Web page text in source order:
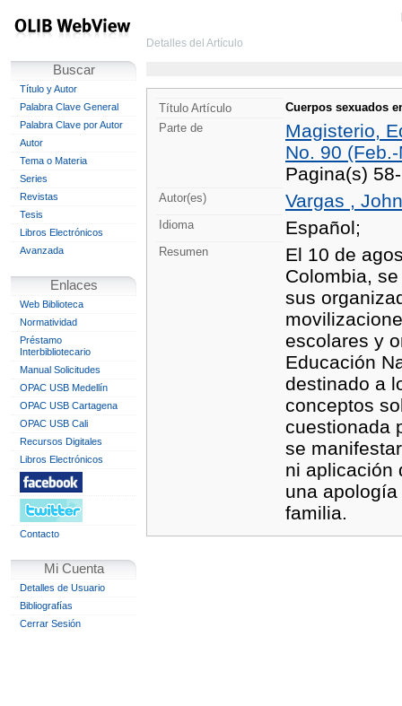
Buscar
Título y Autor
Palabra Clave General
Palabra Clave por Autor
Autor
Tema o Materia
Series
Revistas
Tesis
Libros Electrónicos
Avanzada
Enlaces
Web Biblioteca
Normatividad
Préstamo
Interbibliotecario
Manual Solicitudes
OPAC USB Medellín
OPAC USB Cartagena
OPAC USB Cali
Recursos Digitales
Libros Electrónicos
Contacto
Mi Cuenta
Detalles de Usuario
Bibliografías
Cerrar Sesión
Detalles del Artículo
Título Artículo
Cuerpos sexuados
Parte de
Magisterio,
No. 90
Pagina(s)
Autor(es) Vargas ,
Idioma Español;
Resumen
El 10 de
Colombia,
sus
escolares y
Educación
destinado a
conceptos
cuestionada
se
ni aplicación
una
familia.